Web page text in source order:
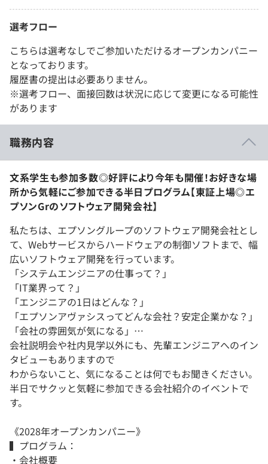
選考フロー
こちらは選考なしでご参加いただけるオープンカンパニー
となっております。
履歴書の提出は必要ありません。
※選考フロー、面接回数は状況に応じて変更になる可能性
があります
職務内容
文系学生も参加多数◎好評により今年も開催！お好きな場
所から気軽にご参加できる半日プログラム【東証上場◎エ
プソンGrのソフトウェア開発会社】
私たちは、エプソングループのソフトウェア開発会社とし
て、Webサービスからハードウェアの制御ソフトまで、幅
広いソフトウェア開発を行っています。
「システムエンジニアの仕事って？」
「IT業界って？」
「エンジニアの1日はどんな？」
「エプソンアヴァシスってどんな会社？安定企業かな？」
「会社の雰囲気が気になる」…
会社説明会や社内見学以外にも、先輩エンジニアへのイン
タビューもありますので
わからないこと、気になることは何でもお聞きください。
半日でサクッと気軽に参加できる会社紹介のイベントで
す。
《2028年オープンカンパニー》
▍プログラム：
・会社概要